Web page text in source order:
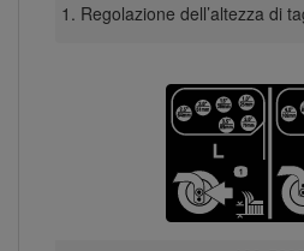
Regolazione dell’altezza di